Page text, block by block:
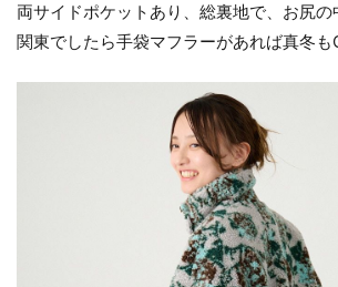
両サイドポケットあり、総裏地で、お尻の
関東でしたら手袋マフラーがあれば真冬も